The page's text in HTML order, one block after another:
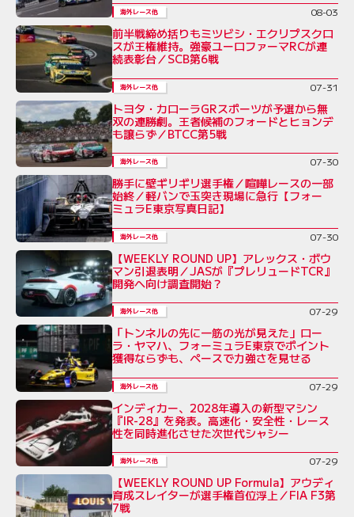
海外レース他 08-03
前半戦締め括りもミツビシ・エクリプスクロ
スが王権維持。強豪ユーロファーマRCが連
続表彰台／SCB第6戦
海外レース他 07-31
トヨタ・カローラGRスポーツが予選から無
双の連勝劇。王者候補のフォードとヒョンデ
も譲らず／BTCC第5戦
海外レース他 07-30
勝手に壁ギリギリ選手権／喧嘩レースの一部
始終／軽バンで玉突き現場に急行【フォー
ミュラE東京写真日記】
海外レース他 07-30
【WEEKLY ROUND UP】アレックス・ボウ
マン引退表明／JASが『プレリュードTCR』
開発へ向け調査開始？
海外レース他 07-29
「トンネルの先に一筋の光が見えた」ロー
ラ・ヤマハ、フォーミュラE東京でポイント
獲得ならずも、ペースで力強さを見せる
海外レース他 07-29
インディカー、2028年導入の新型マシン
『IR-28』を発表。高速化・安全性・レース
性を同時進化させた次世代シャシー
海外レース他 07-29
【WEEKLY ROUND UP Formula】アウディ
育成スレイターが選手権首位浮上／FIA F3第
7戦